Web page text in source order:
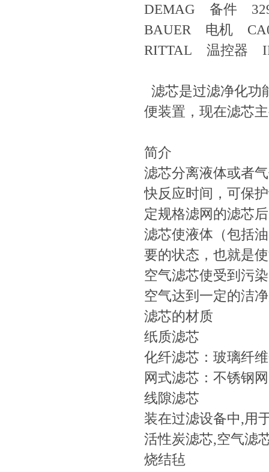
DEMAG 备件
BAUER 电机 CA0
RITTAL 温控器
滤芯是过滤净化功
便装置，现在滤芯
简介
滤芯分离液体或者
快反应时间，可保
定规格滤网的滤芯
滤芯使液体（包括
要的状态，也就是
空气滤芯使受到污
空气达到一定的洁
滤芯的材质
纸质滤芯
化纤滤芯：玻璃纤
网式滤芯：不锈钢网
线隙滤芯
装在过滤设备中,用
活性炭滤芯,空气滤
烧结毡